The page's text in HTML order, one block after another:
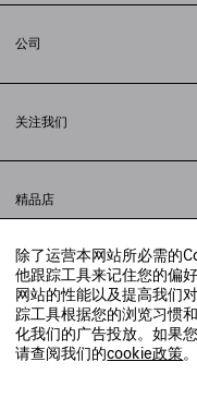
除了运营本网站所必需的
他跟踪工具来记住您的偏
网站的性能以及提高我们
踪工具根据您的浏览习惯
化我们的广告投放。如果
请查阅我们的cookie政策。
配送方式
支付
常见问题解答
公司
法律问题
联合国世界粮食计划署
举报平台
关注我们
小红书
抖音
精品店
寻找附近的精品店
实时聊天客服
发送邮件
我们将在24小时内给予回
联系我们：400-610-6018
© 2020 巴黎世家贸易（上